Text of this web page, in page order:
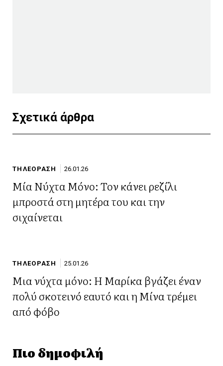
Σχετικά άρθρα
ΤΗΛΕΟΡΑΣΗ 26.01.26
Μία Νύχτα Μόνο: Τον κάνει ρεζίλι
μπροστά στη μητέρα του και την
σιχαίνεται
ΤΗΛΕΟΡΑΣΗ 25.01.26
Μια νύχτα μόνο: Η Μαρίκα βγάζει έναν
πολύ σκοτεινό εαυτό και η Μίνα τρέμει
από φόβο
Πιο δημοφιλή